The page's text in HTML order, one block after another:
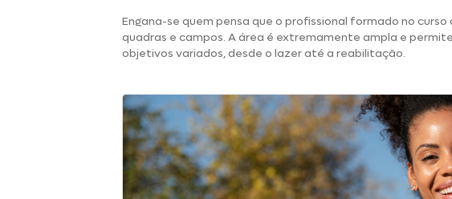
Engana-se quem pensa que o profissional formado no
quadras e campos. A área é extremamente ampla e
objetivos variados, desde o lazer até a reabilitação.